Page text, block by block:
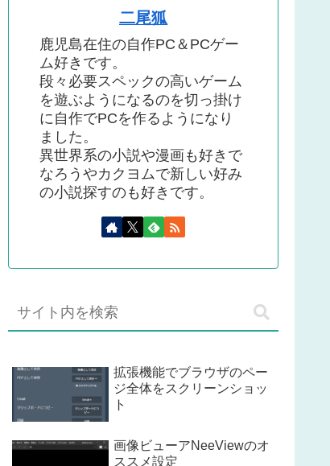
二尾狐
鹿児島在住の自作PC＆PCゲー
ム好きです。
段々必要スペックの高いゲーム
を遊ぶようになるのを切っ掛け
に自作でPCを作るようになり
ました。
異世界系の小説や漫画も好きで
なろうやカクヨムで新しい好み
の小説探すのも好きです。
拡張機能でブラウザのペー
ジ全体をスクリーンショッ
ト
画像ビューアNeeViewのオ
ススメ設定